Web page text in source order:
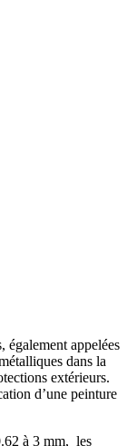
également appelées
dans la
extérieurs.
d’une peinture
à 3 mm, les